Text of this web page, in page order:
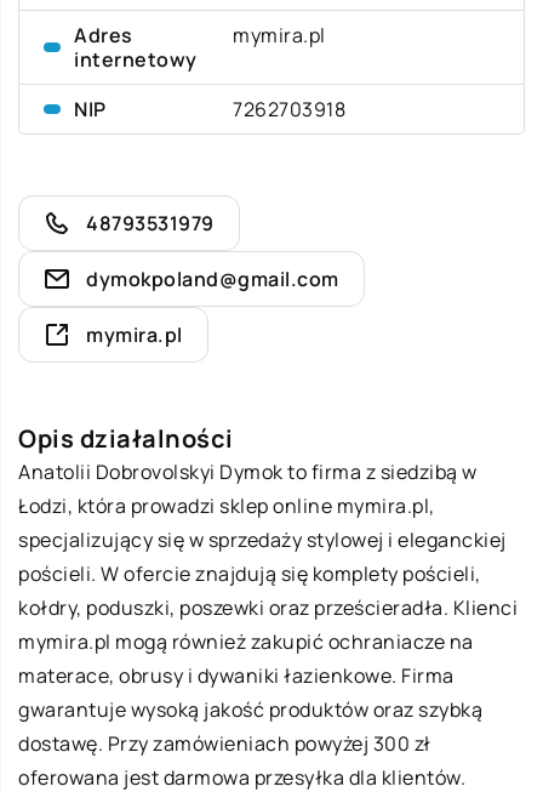
Adres
internetowy
mymira.pl
NIP 7262703918
48793531979
dymokpoland@gmail.com
mymira.pl
Opis działalności
Anatolii Dobrovolskyi Dymok to firma z siedzibą w
Łodzi, która prowadzi sklep online mymira.pl,
specjalizujący się w sprzedaży stylowej i eleganckiej
pościeli. W ofercie znajdują się komplety pościeli,
kołdry, poduszki, poszewki oraz prześcieradła. Klienci
mymira.pl mogą również zakupić ochraniacze na
materace, obrusy i dywaniki łazienkowe. Firma
gwarantuje wysoką jakość produktów oraz szybką
dostawę. Przy zamówieniach powyżej 300 zł
oferowana jest darmowa przesyłka dla klientów.